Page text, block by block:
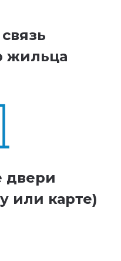
жильца
двери
или карте)